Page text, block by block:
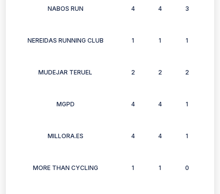
NABOS RUN 4 4 3
NEREIDAS RUNNING CLUB 1 1 1
MUDEJAR TERUEL 2 2 2
MGPD 4 4 1
MILLORA.ES 4 4 1
MORE THAN CYCLING 1 1 0